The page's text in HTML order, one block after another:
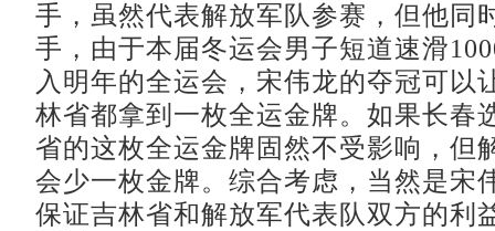
手，虽然代表解放军队参赛，但他同
手，由于本届冬运会男子短道速滑
入明年的全运会，宋伟龙的夺冠可以
林省都拿到一枚全运金牌。如果长春
省的这枚全运金牌固然不受影响，但
会少一枚金牌。综合考虑，当然是宋
保证吉林省和解放军代表队双方的利